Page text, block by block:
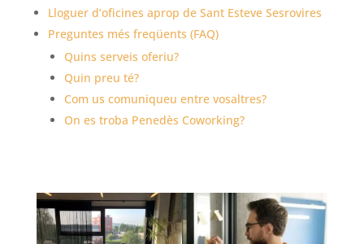
Lloguer d’oficines aprop de Sant Esteve Sesrovires
Preguntes més freqüents (FAQ)
Quins serveis oferiu?
Quin preu té?
Com us comuniqueu entre vosaltres?
On es troba Penedès Coworking?